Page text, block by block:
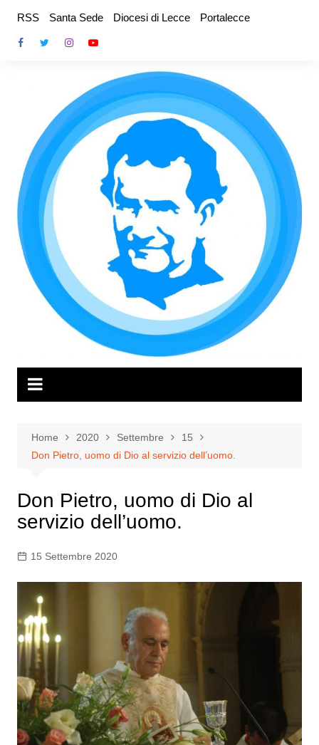
contenuto
RSS Santa Sede Diocesi di Lecce Portalecce
Home 2020 Settembre
15
Don Pietro, uomo di Dio al servizio dell’uomo.
Don Pietro, uomo di Dio al
servizio dell’uomo.
15 Settembre 2020